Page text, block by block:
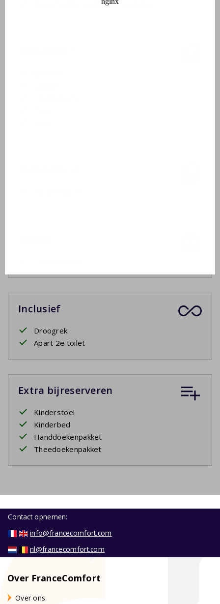
Opgemaakte bedden bij aankomst
Inclusief
Droogrek
Apart 2e toilet
Extra bijreserveren
Kinderstoel
Kinderbed
Handdoekenpakket
Theedoekenpakket
Contact opnemen:
info@francecomfort.com
nl@francecomfort.com
Over FranceComfort
Over ons